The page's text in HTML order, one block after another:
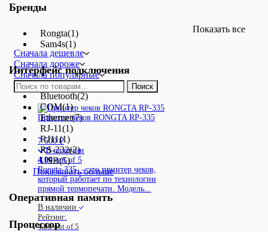
Бренды
Rongta(1)
Sam4s(1)
Интерфейс подключения
Bluetooth(2)
COM(1)
Ethernet(7)
RJ-11(1)
RJ11(1)
RS-232(2)
USB(5)
Показывать больше
Оперативная память
Процессор
Показать все
Сначала дешевле
Сначала дороже
Сначала популярные
Искать:
Поиск
Принтер чеков RONGTA RP-335
7 500₽
В наличии
4.00out of 5
Rongta 335 – это принтер чеков,
который работает по технологии
прямой термопечати. Модель...
В наличии
Рейтинг:
4.00out of 5